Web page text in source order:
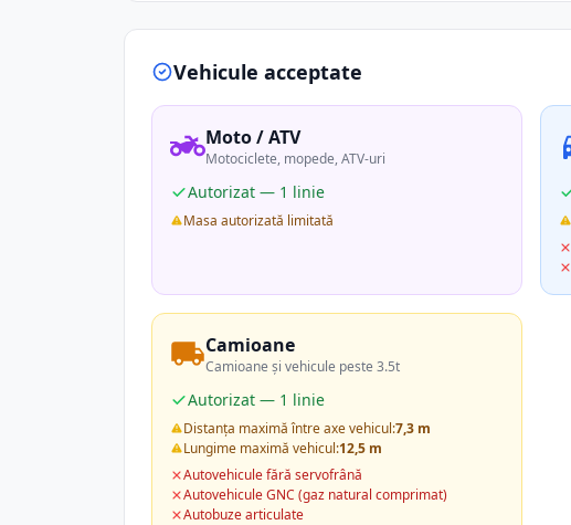
Vehicule acceptate
Moto / ATV
Motociclete, mopede, ATV-uri
Autorizat — 1 linie
Masa autorizată limitată
Camioane
Camioane și vehicule peste 3.5t
Autorizat — 1 linie
Distanța maximă între axe vehicul:7,3 m
Lungime maximă vehicul:12,5 m
Autovehicule fără servofrână
Autovehicule GNC (gaz natural comprimat)
Autobuze articulate